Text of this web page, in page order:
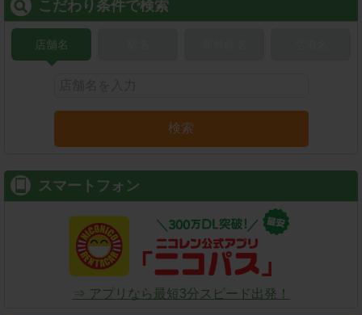
こだわり条件で検索
店舗名
検索
スマートフォン
⇒ アプリなら最短3分スピード出発！